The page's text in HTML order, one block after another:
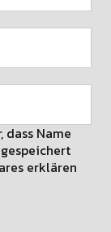
dass Name
erklären